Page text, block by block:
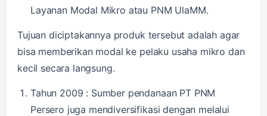
Layanan Modal Mikro atau PNM UlaMM.
Tujuan diciptakannya produk tersebut adalah agar
bisa memberikan modal ke pelaku usaha mikro dan
kecil secara langsung.
Tahun 2009 : Sumber pendanaan PT PNM
Persero juga mendiversifikasi dengan melalui